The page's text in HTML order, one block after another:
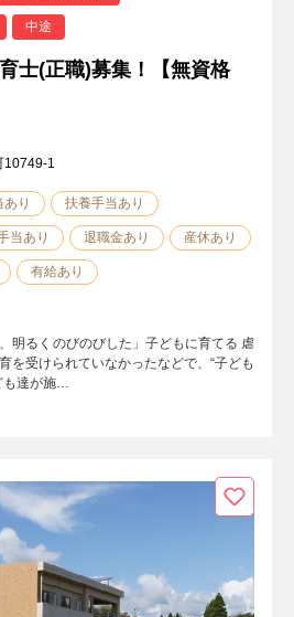
中途
士(正職)募集！【無資格
10749-1
り 扶養手当あり
当あり 退職金あり 産休あり
有給あり
明るくのびのびした」子どもに育てる 虐
を受けられていなかったなどで、“子ども
達が施…